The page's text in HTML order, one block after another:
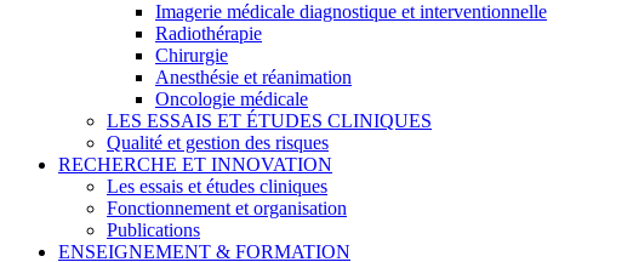
Imagerie médicale diagnostique et interventionnelle
Radiothérapie
Chirurgie
Anesthésie et réanimation
Oncologie médicale
LES ESSAIS ET ÉTUDES CLINIQUES
Qualité et gestion des risques
RECHERCHE ET INNOVATION
Les essais et études cliniques
Fonctionnement et organisation
Publications
ENSEIGNEMENT & FORMATION